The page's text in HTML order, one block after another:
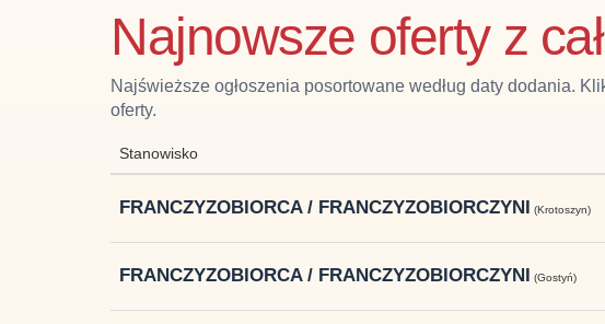
Najnowsze oferty z
Najświeższe ogłoszenia posortowane według daty dodania.
oferty.
Stanowisko
FRANCZYZOBIORCA / FRANCZYZOBIORCZYNI (Krotoszyn)
FRANCZYZOBIORCA / FRANCZYZOBIORCZYNI (Gostyń)